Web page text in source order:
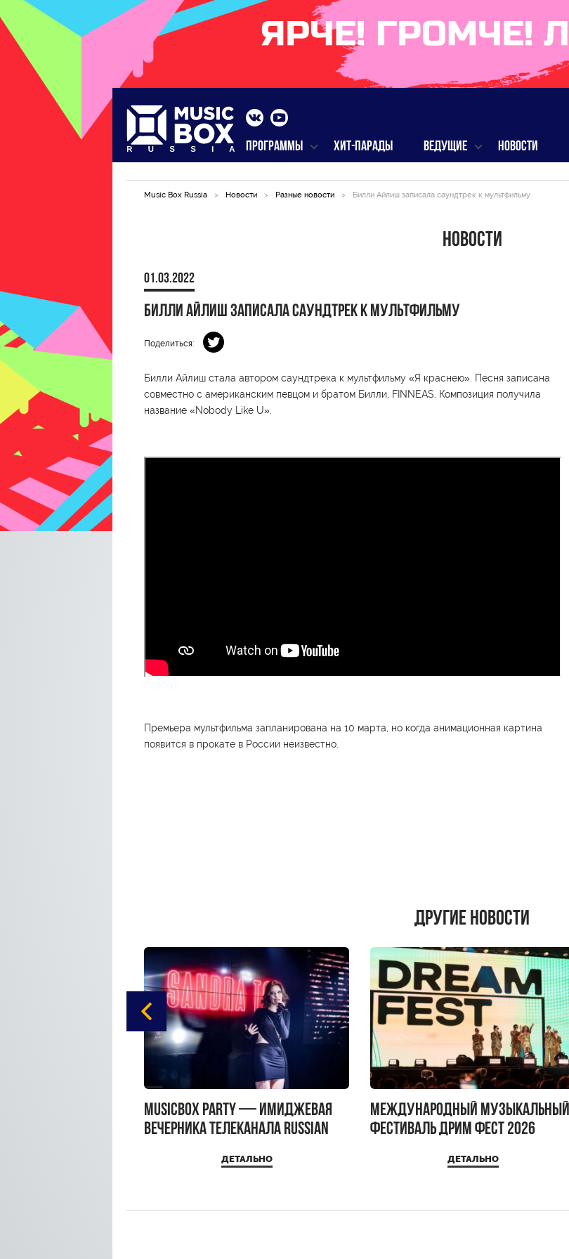
ПРОГРАММЫ ХИТ-ПАРАДЫ ВЕДУЩИЕ НОВОСТИ
Music Box Russia > Новости > Разные новости > Билли Айлиш записала саундтрек к мультфильму
Новости
01.03.2022
Билли Айлиш записала саундтрек к мультфильму
Поделиться:
Билли Айлиш стала автором саундтрека к мультфильму «Я краснею». Песня записана
совместно с американским певцом и братом Билли, FINNEAS. Композиция получила
название «Nobody Like U».
Премьера мультфильма запланирована на 10 марта, но когда анимационная картина
появится в прокате в России неизвестно.
Другие новости
MUSICBOX PARTY — имиджевая
вечерника телеканала RUSSIAN
ДЕТАЛЬНО
Международный музыкальный
фестиваль ДРИМ ФЕСТ 2026
ДЕТАЛЬНО